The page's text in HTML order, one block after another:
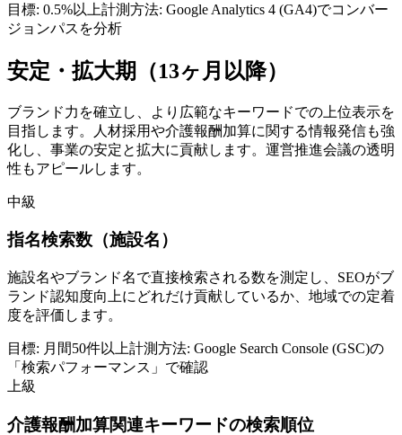
目標: 0.5%以上計測方法: Google Analytics 4 (GA4)でコンバー
ジョンパスを分析
安定・拡大期（13ヶ月以降）
ブランド力を確立し、より広範なキーワードでの上位表示を
目指します。人材採用や介護報酬加算に関する情報発信も強
化し、事業の安定と拡大に貢献します。運営推進会議の透明
性もアピールします。
中級
指名検索数（施設名）
施設名やブランド名で直接検索される数を測定し、SEOがブ
ランド認知度向上にどれだけ貢献しているか、地域での定着
度を評価します。
目標: 月間50件以上計測方法: Google Search Console (GSC)の
「検索パフォーマンス」で確認
上級
介護報酬加算関連キーワードの検索順位